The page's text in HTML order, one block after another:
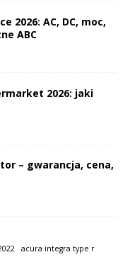
2026: AC, DC, moc,
ABC
2026: jaki
– gwarancja, cena,
acura integra type r